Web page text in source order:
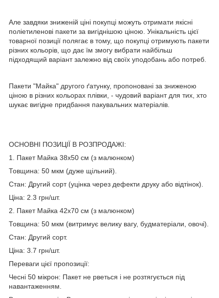
Але завдяки зниженій ціні покупці можуть отримати якісні
поліетиленові пакети за вигіднішою ціною. Унікальність цієї
товарної позиції полягає в тому, що покупці отримують пакети
різних кольорів, що дає їм змогу вибрати найбільш
підходящий варіант залежно від своїх уподобань або потреб.
Пакети "Майка" другого ґатунку, пропоновані за зниженою
ціною в різних кольорах плівки, - чудовий варіант для тих, хто
шукає вигідне придбання пакувальних матеріалів.
ОСНОВНІ ПОЗИЦІЇ В РОЗПРОДАЖІ:
1. Пакет Майка 38х50 см (з малюнком)
Товщина: 50 мкм (дуже щільний).
Стан: Другий сорт (уцінка через дефекти друку або відтінок).
Ціна: 2.3 грн/шт.
2. Пакет Майка 42х70 см (з малюнком)
Товщина: 50 мкм (витримує велику вагу, будматеріали, овочі).
Стан: Другий сорт.
Ціна: 3.7 грн/шт.
Переваги цієї пропозиції:
Чесні 50 мікрон: Пакет не рветься і не розтягується під
навантаженням.